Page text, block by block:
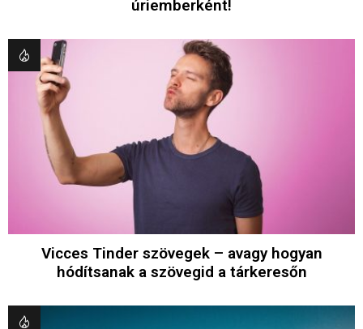
úriemberként!
Vicces Tinder szövegek – avagy hogyan
hódítsanak a szövegid a tárkeresőn